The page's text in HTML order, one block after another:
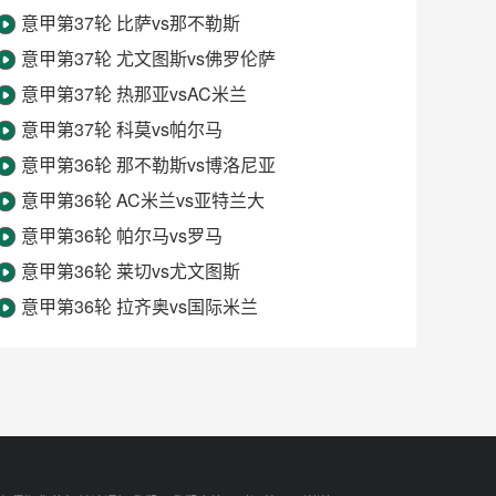
意甲第37轮 比萨vs那不勒斯
意甲第37轮 尤文图斯vs佛罗伦萨
意甲第37轮 热那亚vsAC米兰
意甲第37轮 科莫vs帕尔马
意甲第36轮 那不勒斯vs博洛尼亚
意甲第36轮 AC米兰vs亚特兰大
意甲第36轮 帕尔马vs罗马
意甲第36轮 莱切vs尤文图斯
意甲第36轮 拉齐奥vs国际米兰